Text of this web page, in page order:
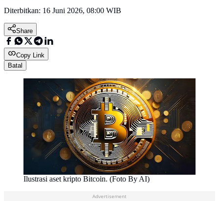
Diterbitkan: 16 Juni 2026, 08:00 WIB
Share
Copy Link
Batal
Ilustrasi aset kripto Bitcoin. (Foto By AI)
Advertisement